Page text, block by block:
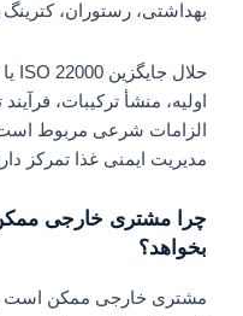
بهداشتی، رستوران، کترینگ
اولیه، منشأ ترکیبات،
مدیریت ایمنی غذا تمرکز
چرا مشتری خارجی
بخواهد؟
مشتری خارجی ممکن است